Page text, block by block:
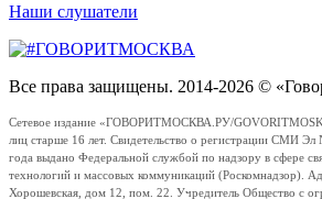
Наши слушатели
Все права защищены. 2014-2026 ©
Сетевое издание «ГОВОРИТМОСКВА.РУ/
лиц старше 16 лет. Свидетельство о регистрации СМИ
года выдано Федеральной службой по надзору в сфере
технологий и массовых коммуникаций (Роскомнадзор).
Хорошевская, дом 12, пом. 22. Учредитель Общество с